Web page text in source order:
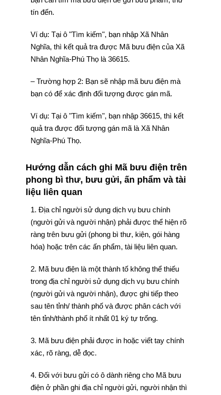
tín đến.
Ví dụ: Tại ô "Tìm kiếm", bạn nhập Xã Nhân
Nghĩa, thì kết quả tra được Mã bưu điện của Xã
Nhân Nghĩa-Phú Thọ là 36615.
– Trường hợp 2: Bạn sẽ nhập mã bưu điện mà
bạn có để xác định đối tượng được gán mã.
Ví dụ: Tại ô "Tìm kiếm", bạn nhập 36615, thì kết
quả tra được đối tượng gán mã là Xã Nhân
Nghĩa-Phú Thọ.
Hướng dẫn cách ghi Mã bưu điện trên
phong bì thư, bưu gửi, ấn phẩm và tài
liệu liên quan
1. Địa chỉ người sử dụng dịch vụ bưu chính
(người gửi và người nhận) phải được thể hiện rõ
ràng trên bưu gửi (phong bì thư, kiện, gói hàng
hóa) hoặc trên các ấn phẩm, tài liệu liên quan.
2. Mã bưu điện là một thành tố không thể thiếu
trong địa chỉ người sử dụng dịch vụ bưu chính
(người gửi và người nhận), được ghi tiếp theo
sau tên tỉnh/ thành phố và được phân cách với
tên tỉnh/thành phố ít nhất 01 ký tự trống.
3. Mã bưu điện phải được in hoặc viết tay chính
xác, rõ ràng, dễ đọc.
4. Đối với bưu gửi có ô dành riêng cho Mã bưu
điện ở phần ghi địa chỉ người gửi, người nhận thì